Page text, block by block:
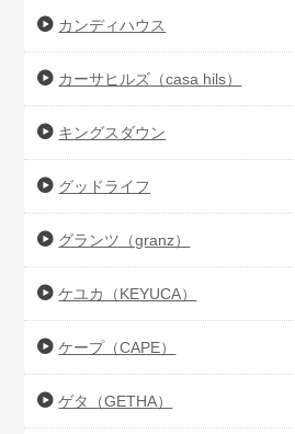
カンディハウス
カーサヒルズ（casa hils）
キングスダウン
グッドライフ
グランツ（granz）
ケユカ（KEYUCA）
ケープ（CAPE）
ゲタ（GETHA）